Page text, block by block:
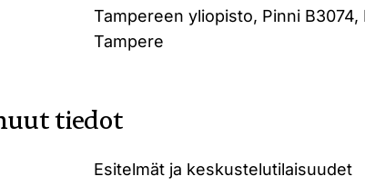
Tampereen yliopisto, Pinni B3074,
Tampere
tiedot
Esitelmät ja keskustelutilaisuudet